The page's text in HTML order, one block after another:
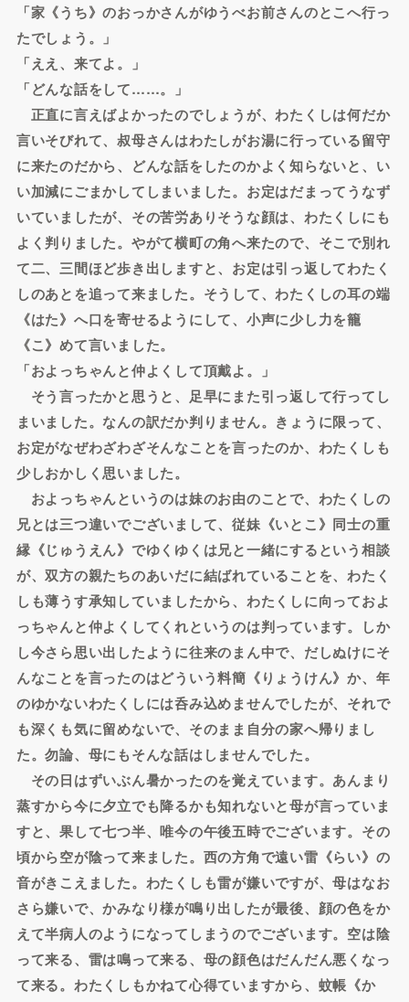
「家《うち》のおっかさんがゆうべお前さんのとこへ行っ
たでしょう。」
「ええ、来てよ。」
「どんな話をして……。」
正直に言えばよかったのでしょうが、わたくしは何だか
言いそびれて、叔母さんはわたしがお湯に行っている留守
に来たのだから、どんな話をしたのかよく知らないと、い
い加減にごまかしてしまいました。お定はだまってうなず
いていましたが、その苦労ありそうな顔は、わたくしにも
よく判りました。やがて横町の角へ来たので、そこで別れ
て二、三間ほど歩き出しますと、お定は引っ返してわたく
しのあとを追って来ました。そうして、わたくしの耳の端
《はた》へ口を寄せるようにして、小声に少し力を籠
《こ》めて言いました。
「およっちゃんと仲よくして頂戴よ。」
そう言ったかと思うと、足早にまた引っ返して行ってし
まいました。なんの訳だか判りません。きょうに限って、
お定がなぜわざわざそんなことを言ったのか、わたくしも
少しおかしく思いました。
およっちゃんというのは妹のお由のことで、わたくしの
兄とは三つ違いでございまして、従妹《いとこ》同士の重
縁《じゅうえん》でゆくゆくは兄と一緒にするという相談
が、双方の親たちのあいだに結ばれていることを、わたく
しも薄うす承知していましたから、わたくしに向っておよ
っちゃんと仲よくしてくれというのは判っています。しか
し今さら思い出したように往来のまん中で、だしぬけにそ
んなことを言ったのはどういう料簡《りょうけん》か、年
のゆかないわたくしには呑み込めませんでしたが、それで
も深くも気に留めないで、そのまま自分の家へ帰りまし
た。勿論、母にもそんな話はしませんでした。
その日はずいぶん暑かったのを覚えています。あんまり
蒸すから今に夕立でも降るかも知れないと母が言っていま
すと、果して七つ半、唯今の午後五時でございます。その
頃から空が陰って来ました。西の方角で遠い雷《らい》の
音がきこえました。わたくしも雷が嫌いですが、母はなお
さら嫌いで、かみなり様が鳴り出したが最後、顔の色をか
えて半病人のようになってしまうのでございます。空は陰
って来る、雷は鳴って来る、母の顔色はだんだん悪くなっ
て来る。わたくしもかねて心得ていますから、蚊帳《か